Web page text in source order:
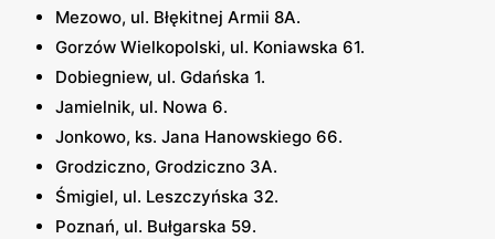
Mezowo, ul. Błękitnej Armii 8A.
Gorzów Wielkopolski, ul. Koniawska 61.
Dobiegniew, ul. Gdańska 1.
Jamielnik, ul. Nowa 6.
Jonkowo, ks. Jana Hanowskiego 66.
Grodziczno, Grodziczno 3A.
Śmigiel, ul. Leszczyńska 32.
Poznań, ul. Bułgarska 59.